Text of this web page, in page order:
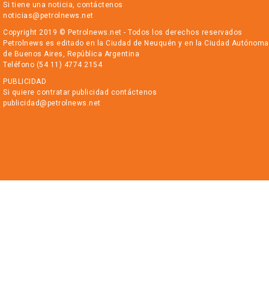
Si tiene una noticia, contáctenos
noticias@petrolnews.net
Copyright 2019 © Petrolnews.net - Todos los derechos reservados
Petrolnews es editado en la Ciudad de Neuquén y en la Ciudad Autónoma
de Buenos Aires, República Argentina
Teléfono (54 11) 4774 2154
PUBLICIDAD
Si quiere contratar publicidad contáctenos
publicidad@petrolnews.net